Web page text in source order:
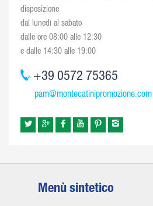
disposizione
dal lunedì al sabato
dalle ore 08:00 alle 12:30
e dalle 14:30 alle 19:00
+39 0572 75365
pam@montecatinipromozione.com
Menù sintetico